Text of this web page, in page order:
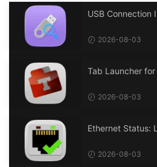
USB Connection
2026-08-03
Tab Launcher for
2026-08-03
Ethernet Status:
2026-08-03